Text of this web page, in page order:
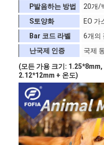
PRIVACY
POLICY
P발음하는 방법
20개/
S토양화
EO 가
Bar 코드 라벨
6개의
난국제 인증
국제
(모든 가용 크기:
2.12*12mm + 온도)